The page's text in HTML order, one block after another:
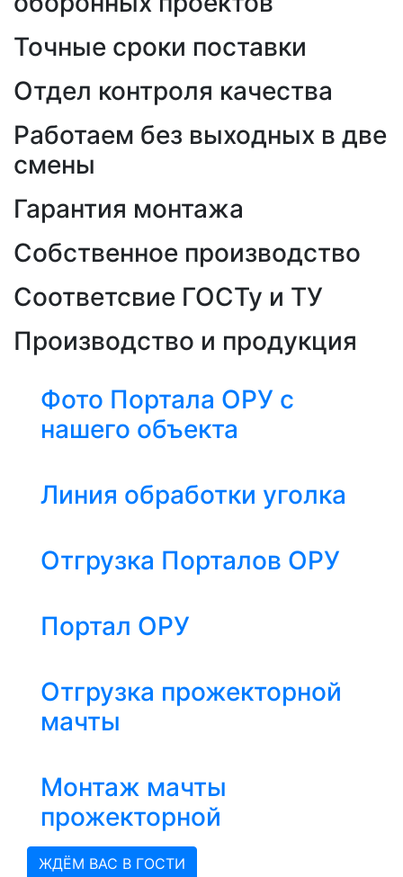
Точные сроки поставки
Отдел контроля качества
Работаем без выходных в две
смены
Гарантия монтажа
Собственное производство
Соответсвие ГОСТу и ТУ
Производство и продукция
Фото Портала ОРУ с
нашего объекта
Линия обработки уголка
Отгрузка Порталов ОРУ
Портал ОРУ
Отгрузка прожекторной
мачты
Монтаж мачты
прожекторной
ЖДЁМ ВАС В ГОСТИ